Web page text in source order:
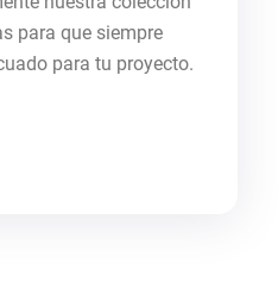
para que siempre
para tu proyecto.